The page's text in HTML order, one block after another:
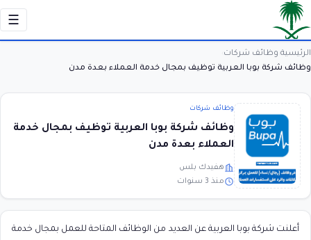
☰
الرئيسية وظائف شركات
وظائف شركة بوبا العربية توظيف بمجال خدمة العملاء بعدة مدن
وظائف شركات
وظائف شركة بوبا العربية توظيف بمجال خدمة
العملاء بعدة مدن
هفيدك بلس
منذ 3 سنوات
أعلنت شركة بوبا العربية عن العديد من الوظائف المتاحة للعمل بمجال خدمة